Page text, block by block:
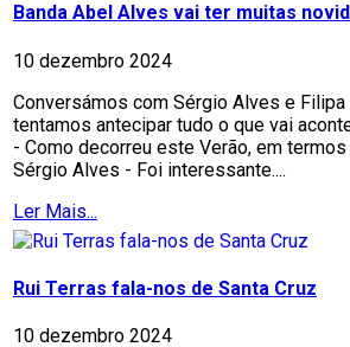
Banda Abel Alves vai ter muitas
10 dezembro 2024
Conversámos com Sérgio Alves e
tentamos antecipar tudo o que vai
- Como decorreu este Verão, em
Sérgio Alves - Foi interessante....
Ler Mais...
Rui Terras fala-nos de Santa Cruz
10 dezembro 2024